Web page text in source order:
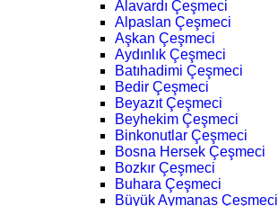
Alavardı Çeşmeci
Alpaslan Çeşmeci
Aşkan Çeşmeci
Aydınlık Çeşmeci
Batıhadimi Çeşmeci
Bedir Çeşmeci
Beyazıt Çeşmeci
Beyhekim Çeşmeci
Binkonutlar Çeşmeci
Bosna Hersek Çeşmeci
Bozkır Çeşmeci
Buhara Çeşmeci
Büyük Aymanas Çeşmeci